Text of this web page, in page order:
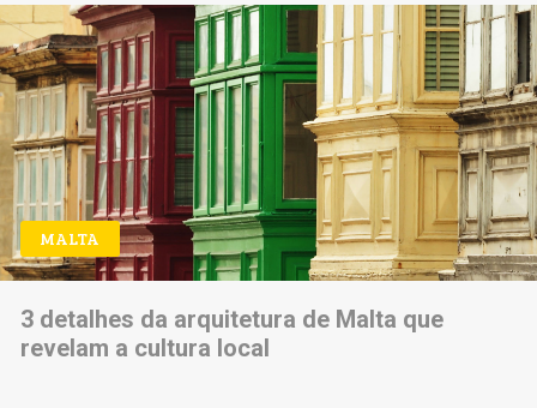
MALTA
3 detalhes da arquitetura de Malta que
revelam a cultura local